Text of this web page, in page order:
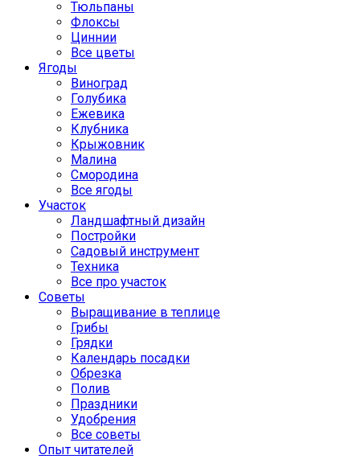
Тюльпаны
Флоксы
Циннии
Все цветы
Ягоды
Виноград
Голубика
Ежевика
Клубника
Крыжовник
Малина
Смородина
Все ягоды
Участок
Ландшафтный дизайн
Постройки
Садовый инструмент
Техника
Все про участок
Советы
Выращивание в теплице
Грибы
Грядки
Календарь посадки
Обрезка
Полив
Праздники
Удобрения
Все советы
Опыт читателей